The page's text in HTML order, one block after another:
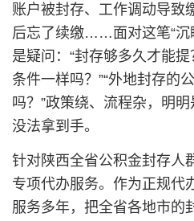
账户被封存、工作调动导致
后忘了续缴……面对这笔“沉
是疑问：“封存够多久才能
条件一样吗？”“外地封存的
吗？”政策绕、流程杂，明
没法拿到手。
针对陕西全省公积金封存人
专项代办服务。作为正规代
服务多年，把全省各地市的